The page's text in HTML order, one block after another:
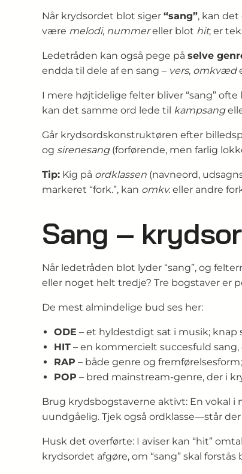
Når krydsordet blot siger “sang”, kan
være melodi, nummereller blot hit; er
Ledetråden kan også pege på selve
endda til dele af en sang – vers, omkvæd
I mere højtidelige felter bliver “sang” ofte
kan det samme ord lede til kampsang
Går krydsordskonstruktøren efter
og sirenesang(forførende, men farlig
Tip: Kig på ordklassen (navneord,
markeret “fork.”, kan omkv. eller andre
Sang –
Når ledetråden blot lyder “sang”, og
eller noget helt tredje? Tre bogstaver
De mest almindelige bud ses her:
ODE – et hyldestdigt sat i musik; knap
HIT – en kommercielt succesfuld
RAP – både genre og
POP – bred mainstream-genre, der i
Brug krydsbogstaverne aktivt: En vokal i
uundgåelig. Tjek også ordklasse―står der
Husk det overførte: I aviser kan “hit”
krydsordet afgøre, om “sang” skal